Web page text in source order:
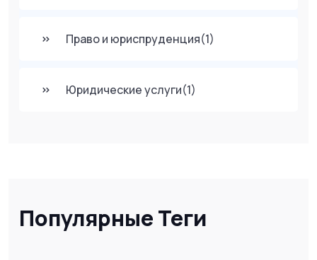
Право и юриспруденция(1)
Юридические услуги(1)
Популярные Теги